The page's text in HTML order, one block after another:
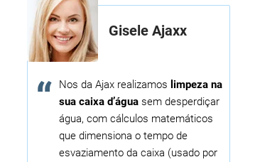
Gisele Ajaxx
Nos da Ajax realizamos limpeza na
sua caixa d’água sem desperdiçar
água, com cálculos matemáticos
que dimensiona o tempo de
esvaziamento da caixa (usado por